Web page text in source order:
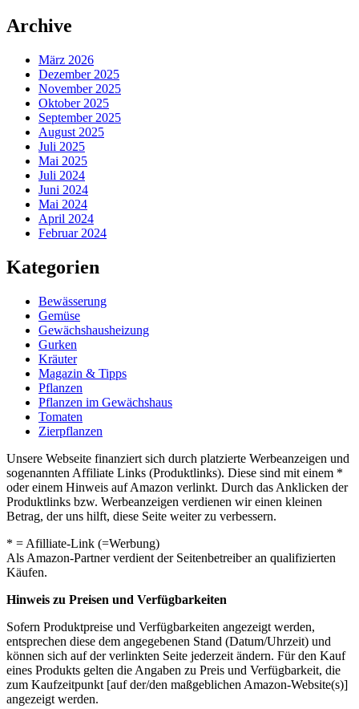
Archive
März 2026
Dezember 2025
November 2025
Oktober 2025
September 2025
August 2025
Juli 2025
Mai 2025
Juli 2024
Juni 2024
Mai 2024
April 2024
Februar 2024
Kategorien
Bewässerung
Gemüse
Gewächshausheizung
Gurken
Kräuter
Magazin & Tipps
Pflanzen
Pflanzen im Gewächshaus
Tomaten
Zierpflanzen
Unsere Webseite finanziert sich durch platzierte Werbeanzeigen und
sogenannten Affiliate Links (Produktlinks). Diese sind mit einem *
oder einem Hinweis auf Amazon verlinkt. Durch das Anklicken der
Produktlinks bzw. Werbeanzeigen verdienen wir einen kleinen
Betrag, der uns hilft, diese Seite weiter zu verbessern.
* = Afilliate-Link (=Werbung)
Als Amazon-Partner verdient der Seitenbetreiber an qualifizierten
Käufen.
Hinweis zu Preisen und Verfügbarkeiten
Sofern Produktpreise und Verfügbarkeiten angezeigt werden,
entsprechen diese dem angegebenen Stand (Datum/Uhrzeit) und
können sich auf der verlinkten Seite jederzeit ändern. Für den Kauf
eines Produkts gelten die Angaben zu Preis und Verfügbarkeit, die
zum Kaufzeitpunkt [auf der/den maßgeblichen Amazon-Website(s)]
angezeigt werden.